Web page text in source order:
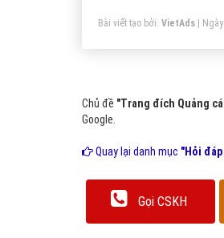
Bài viết tạo bởi: VietAds |
Chủ đề "Trang đích Quảng
Google.
Quay lại danh mục "Hỏi
Gọi CSKH